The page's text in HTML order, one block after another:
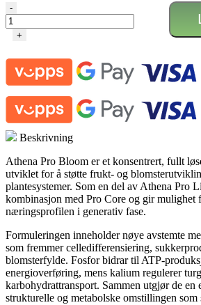
Pro
Bloom
antall
-
+
Beskrivning
Athena Pro Bloom er et konsentrert, fullt
utviklet for å støtte frukt- og
plantesystemer. Som en del av Athena Pro
kombinasjon med Pro Core og gir mulighet
næringsprofilen i generativ fase.
Formuleringen inneholder nøye avstemte
som fremmer celledifferensiering,
blomsterfylde. Fosfor bidrar til ATP-
energioverføring, mens kalium regulerer
karbohydrattransport. Sammen utgjør de en
strukturelle og metabolske omstillingen